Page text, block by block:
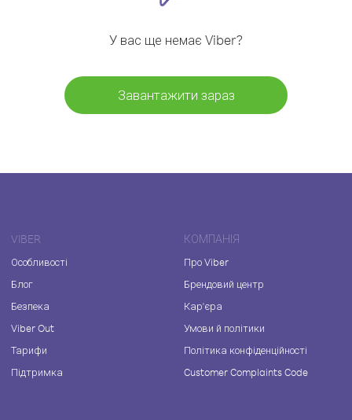
У вас ще немає Viber?
Завантажити зараз
VIBER
Особливості
Блог
Безпека
Viber Out
Тарифи
Підтримка
КОМПАНІЯ
Про Viber
Брендовий центр
Кар'єра
Умови й політики
Політика конфіденційності
Customer Complaints Code